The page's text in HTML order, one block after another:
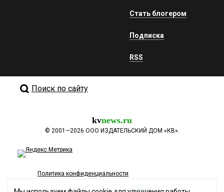
Стать блогером
Подписка
RSS
Поиск по сайту
kvnews.ru
© 2001—2026 ООО ИЗДАТЕЛЬСКИЙ ДОМ «КВ».
Политика конфиденциальности